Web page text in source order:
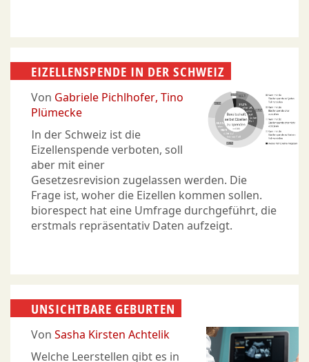
EIZELLENSPENDE IN DER SCHWEIZ
Von Gabriele Pichlhofer Tino
Plümecke
In der Schweiz ist die
Eizellenspende verboten, soll
aber mit einer
Gesetzesrevision zugelassen werden. Die
Frage ist, woher die Eizellen kommen sollen.
biorespect hat eine Umfrage durchgeführt, die
erstmals repräsentativ Daten aufzeigt.
UNSICHTBARE GEBURTEN
Von Sasha Kirsten Achtelik
Welche Leerstellen gibt es in